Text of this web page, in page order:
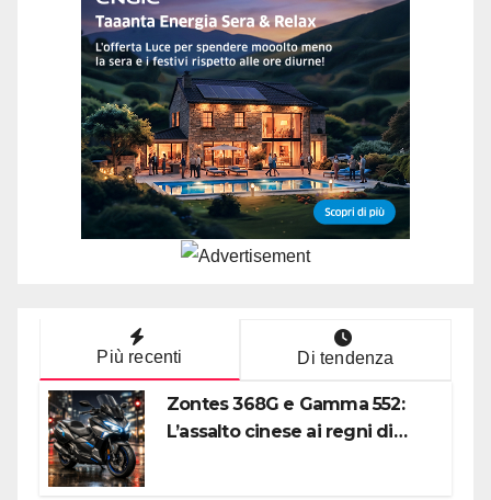
Più recenti Di tendenza
Zontes 368G e Gamma 552:
L’assalto cinese ai regni di